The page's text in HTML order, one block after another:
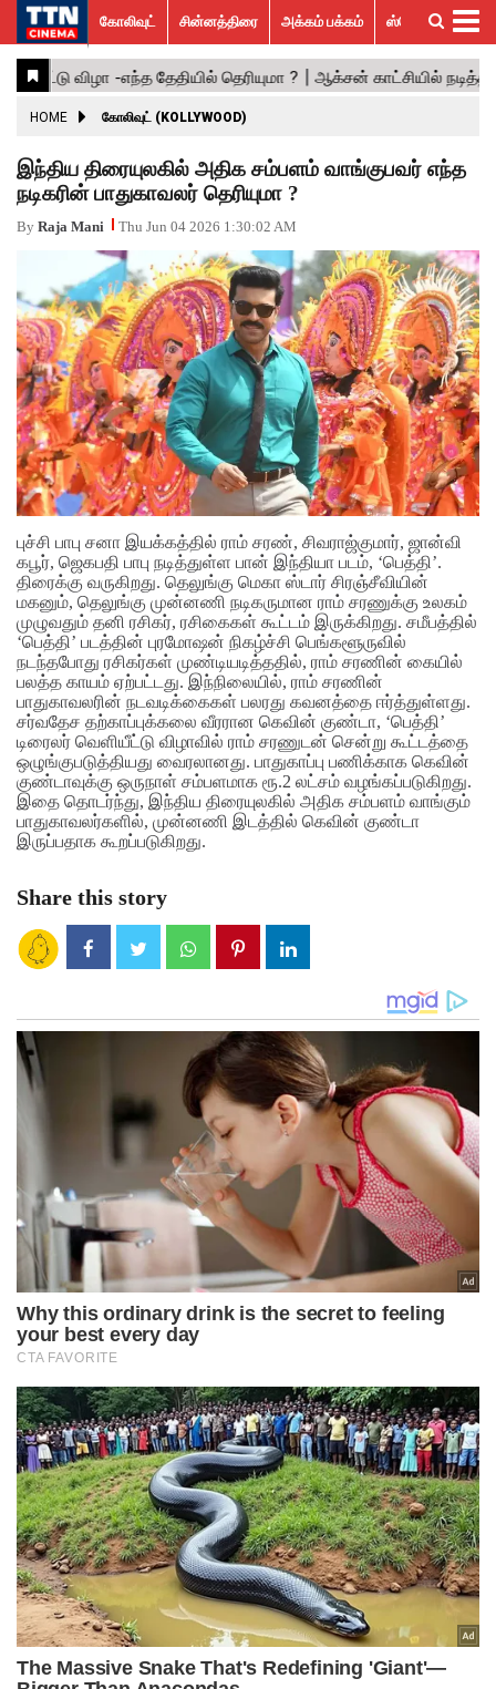
கோலிவுட்
சின்னத்திரை
பாலிவுட்
ஹாலிவுட்
அக்கம்
பக்கம்
ஸ்பெஷல்
ஸ்டோரீஸ்
விமர்சனம்
GALLERY
ACTRESS
ACTORS
MOVIESTILLS
EVENTS
VIDEOS
What’s
Hot
Trending
News
கோலிவுட் சின்னத்திரை அக்கம் பக்கம் ஸ்பெஷல் ஸ்டோரீஸ்
HOME கோலிவுட் (KOLLYWOOD)
இந்திய திரையுலகில் அதிக சம்பளம் வாங்குபவர் எந்த
நடிகரின் பாதுகாவலர் தெரியுமா ?
By Raja Mani Thu Jun 04 2026 1:30:02 AM
புச்சி பாபு சனா இயக்கத்தில் ராம் சரண், சிவராஜ்குமார், ஜான்வி
கபூர், ஜெகபதி பாபு நடித்துள்ள பான் இந்தியா படம், ‘பெத்தி’.
திரைக்கு வருகிறது. தெலுங்கு மெகா ஸ்டார் சிரஞ்சீவியின்
மகனும், தெலுங்கு முன்னணி நடிகருமான ராம் சரணுக்கு உலகம்
முழுவதும் தனி ரசிகர், ரசிகைகள் கூட்டம் இருக்கிறது. சமீபத்தில்
‘பெத்தி’ படத்தின் புரமோஷன் நிகழ்ச்சி பெங்களூருவில்
நடந்தபோது ரசிகர்கள் முண்டியடித்ததில், ராம் சரணின் கையில்
பலத்த காயம் ஏற்பட்டது. இந்நிலையில், ராம் சரணின்
பாதுகாவலரின் நடவடிக்கைகள் பலரது கவனத்தை ஈர்த்துள்ளது.
சர்வதேச தற்காப்புக்கலை வீரரான கெவின் குண்டா, ‘பெத்தி’
டிரைலர் வெளியீட்டு விழாவில் ராம் சரணுடன் சென்று கூட்டத்தை
ஒழுங்குபடுத்தியது வைரலானது. பாதுகாப்பு பணிக்காக கெவின்
குண்டாவுக்கு ஒருநாள் சம்பளமாக ரூ.2 லட்சம் வழங்கப்படுகிறது.
இதை தொடர்ந்து, இந்திய திரையுலகில் அதிக சம்பளம் வாங்கும்
பாதுகாவலர்களில், முன்னணி இடத்தில் கெவின் குண்டா
இருப்பதாக கூறப்படுகிறது.
Share this story